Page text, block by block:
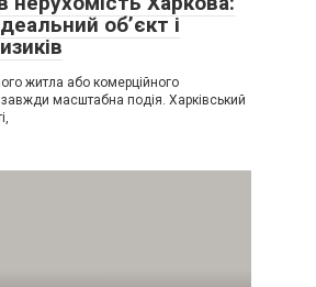
об’єкт і
житла або комерційного
масштабна подія. Харківський